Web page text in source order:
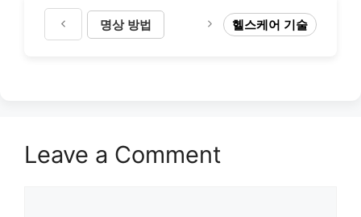
명상 방법 헬스케어 기술
Leave a Comment